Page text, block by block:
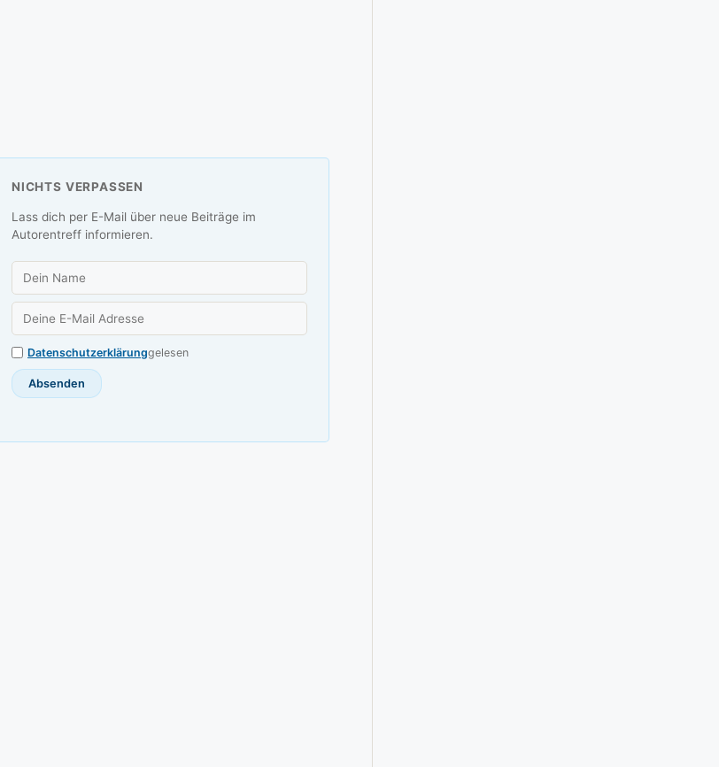
NICHTS VERPASSEN
Lass dich per E-Mail über neue Beiträge im
Autorentreff informieren.
Datenschutzerklärunggelesen